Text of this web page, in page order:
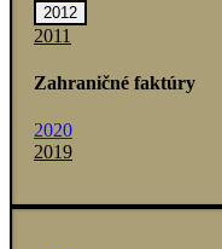
2012
2011
Zahraničné faktúry
2020
2019